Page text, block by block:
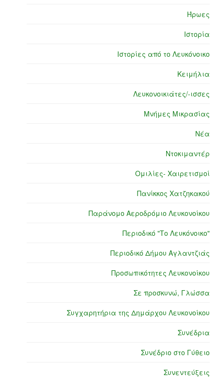
Ήρωες
Ιστορία
Ιστορίες από το Λευκόνοικο
Κειμήλια
Λευκονοικιάτες/-ισσες
Μνήμες Μικρασίας
Νέα
Ντοκιμαντέρ
Ομιλίες- Χαιρετισμοί
Πανίκκος Χατζηκακού
Παράνομο Αεροδρόμιο Λευκονοίκου
Περιοδικό "Το Λευκόνοικο"
Περιοδικό Δήμου Αγλαντζιάς
Προσωπικότητες Λευκονοίκου
Σε προσκυνώ, Γλώσσα
Συγχαρητήρια της Δημάρχου Λευκονοίκου
Συνέδρια
Συνέδριο στο Γύθειο
Συνεντεύξεις